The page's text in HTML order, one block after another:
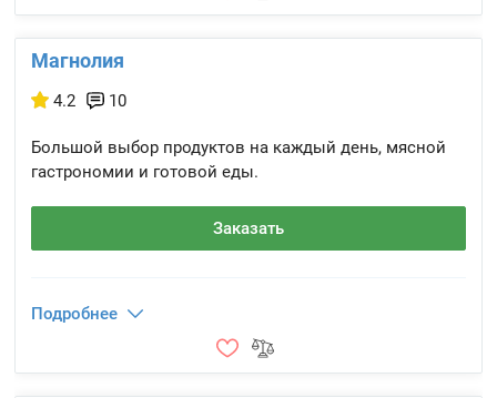
Магнолия
4.2 10
Большой выбор продуктов на каждый день, мясной
гастрономии и готовой еды.
Заказать
Подробнее